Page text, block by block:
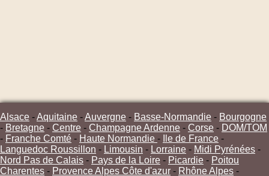
Alsace -Aquitaine -Auvergne - Basse-Normandie - Bourgogne
- Bretagne - Centre - Champagne Ardenne - Corse - DOM/TOM
- Franche Comté - Haute Normandie - Ile de France -
Languedoc Roussillon - Limousin - Lorraine - Midi Pyrénées -
Nord Pas de Calais - Pays de la Loire - Picardie - Poitou
Charentes - Provence Alpes Côte d'azur - Rhône Alpes -